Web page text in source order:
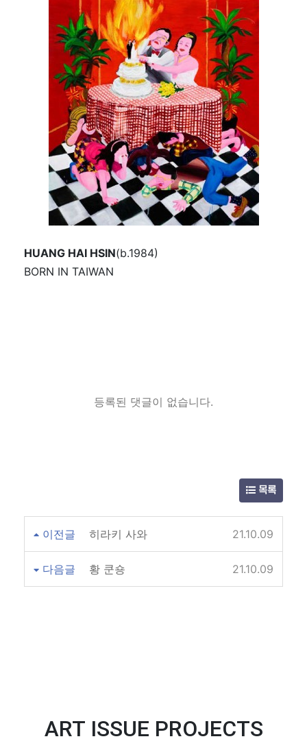
HUANG HAI HSIN(b.1984)
BORN IN TAIWAN
등록된 댓글이 없습니다.
목록
이전글 히라키 사와 21.10.09
다음글 황 쿤숑 21.10.09
ART ISSUE PROJECTS